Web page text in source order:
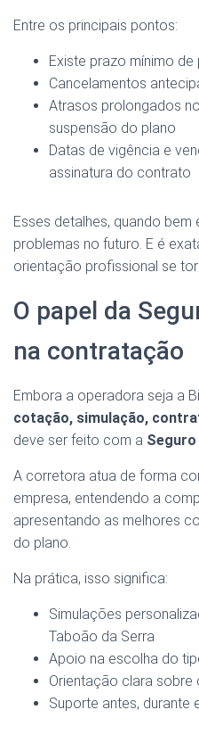
Entre os principais pontos:
Existe prazo mínimo
Cancelamentos
Atrasos prolongados
suspensão do plano
Datas de vigência e
assinatura do contrato
Esses detalhes, quando
problemas no futuro. E é
orientação profissional se
O papel da
na contratação
Embora a operadora seja a
cotação, simulação,
deve ser feito com a Seguro
A corretora atua de forma
empresa, entendendo a
apresentando as melhores
do plano.
Na prática, isso significa:
Simulações
Taboão da Serra
Apoio na escolha do
Orientação clara
Suporte antes,